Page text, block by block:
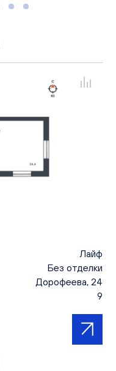
Лайф
Без отделки
Дорофеева, 24
9